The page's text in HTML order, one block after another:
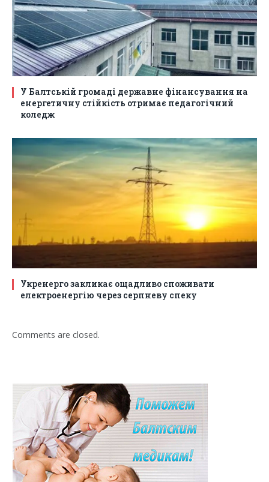
У Балтській громаді державне фінансування на
енергетичну стійкість отримає педагогічний
коледж
Укренерго закликає ощадливо споживати
електроенергію через серпневу спеку
Comments are closed.